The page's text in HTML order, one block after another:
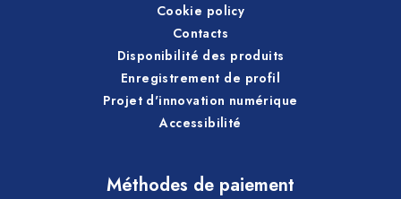
Cookie policy
Contacts
Disponibilité des produits
Enregistrement de profil
Projet d'innovation numérique
Accessibilité
Méthodes de paiement